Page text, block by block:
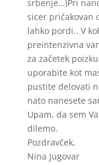
srbenje…)Pri
sicer pričakovan
lahko pordi.. V
preintenzivna
za začetek
uporabite kot
pustite delovati
nato nanesete
Upam, da sem
dilemo.
Pozdravček,
Nina Jugovar